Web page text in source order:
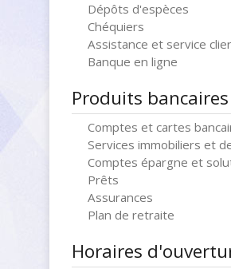
Dépôts d'espèces
Chéquiers
Assistance et service
Banque en ligne
Produits
Comptes et cartes
Services immobiliers et
Comptes épargne et
Prêts
Assurances
Plan de retraite
Horaires